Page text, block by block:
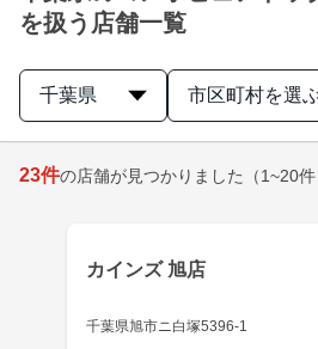
を扱う店舗一覧
千葉県 市区町村を選
23件の店舗が見つかりました （1~20件
カインズ 旭店
千葉県旭市ニ白塚5396-1